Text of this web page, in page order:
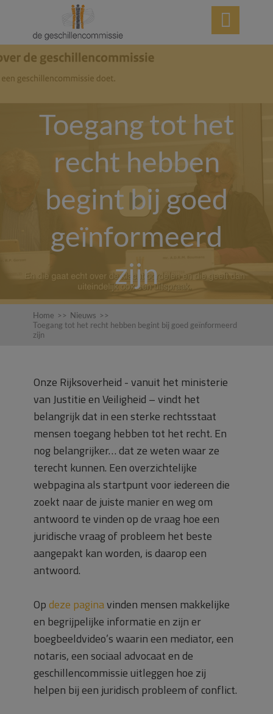

Toegang tot het
recht hebben
begint bij goed
geïnformeerd
zijn
Home >> Nieuws >>
Toegang tot het recht hebben begint bij goed geïnformeerd
zijn
Onze Rijksoverheid - vanuit het ministerie
van Justitie en Veiligheid – vindt het
belangrijk dat in een sterke rechtsstaat
mensen toegang hebben tot het recht. En
nog belangrijker… dat ze weten waar ze
terecht kunnen. Een overzichtelijke
webpagina als startpunt voor iedereen die
zoekt naar de juiste manier en weg om
antwoord te vinden op de vraag hoe een
juridische vraag of probleem het beste
aangepakt kan worden, is daarop een
antwoord.
Opdeze paginavinden mensen makkelijke
en begrijpelijke informatie en zijn er
boegbeeldvideo’s waarin een mediator, een
notaris, een sociaal advocaat en de
geschillencommissie uitleggen hoe zij
helpen bij een juridisch probleem of conflict.